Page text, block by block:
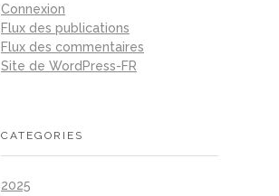
Connexion
Flux des publications
Flux des commentaires
Site de WordPress-FR
CATEGORIES
2025